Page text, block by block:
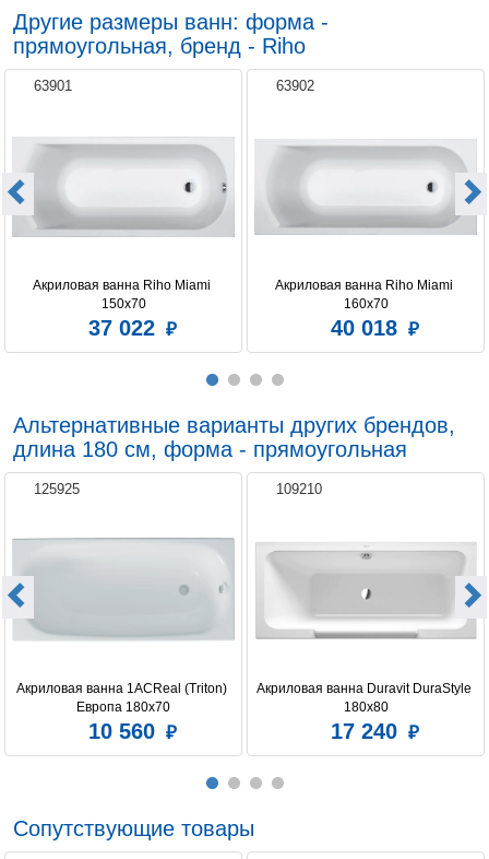
Другие размеры ванн: форма -
прямоугольная, бренд - Riho
63901
Акриловая ванна Riho Miami
150x70
37 022
63902
Акриловая ванна Riho Miami
160x70
40 018
Альтернативные варианты других брендов,
длина 180 см, форма - прямоугольная
125925
Акриловая ванна 1ACReal (Triton)
Европа 180x70
10 560
109210
Акриловая ванна Duravit DuraStyle
180x80
17 240
Сопутствующие товары